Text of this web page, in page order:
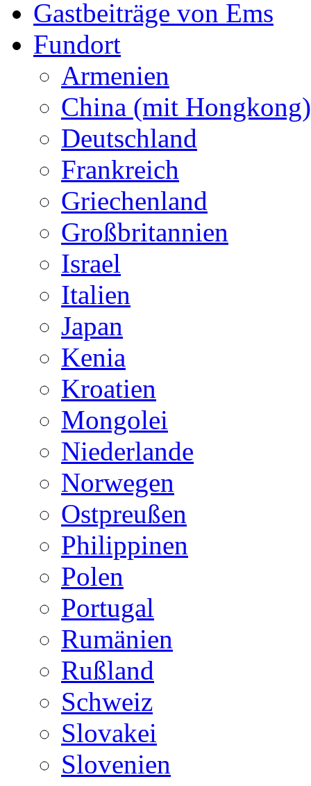
Gastbeiträge von Ems
Fundort
Armenien
China (mit Hongkong)
Deutschland
Frankreich
Griechenland
Großbritannien
Israel
Italien
Japan
Kenia
Kroatien
Mongolei
Niederlande
Norwegen
Ostpreußen
Philippinen
Polen
Portugal
Rumänien
Rußland
Schweiz
Slovakei
Slovenien